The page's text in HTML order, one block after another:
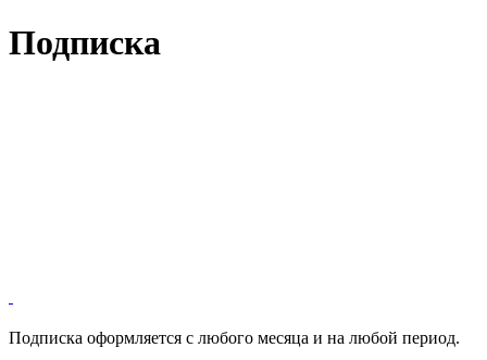
Подписка
Подписка оформляется с любого месяца и на любой период.